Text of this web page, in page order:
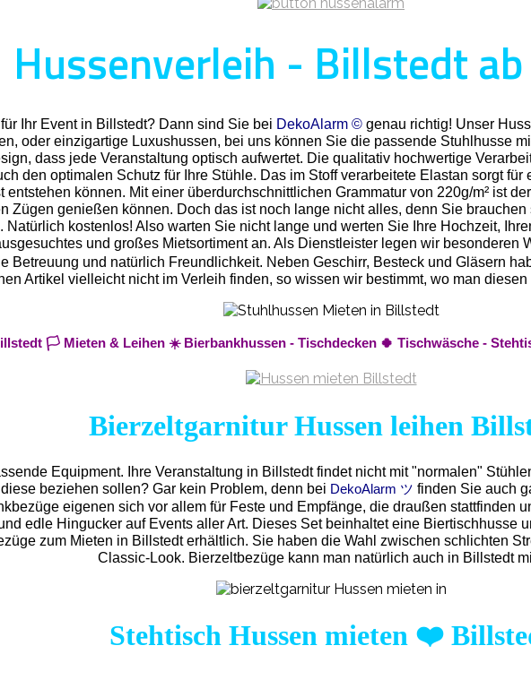
Hussenverleih - Billstedt
Ihr Event in Billstedt? Dann sind Sie bei DekoAlarm © genau richtig! Unser
oder einzigartige Luxushussen, bei uns können Sie die passende Stuhlhusse
dass jede Veranstaltung optisch aufwertet. Die qualitativ hochwertige
den optimalen Schutz für Ihre Stühle. Das im Stoff verarbeitete Elastan sorgt
können. Mit einer überdurchschnittlichen Grammatur von 220g/m² ist
Zügen genießen können. Doch das ist noch lange nicht alles, denn Sie
kostenlos! Also warten Sie nicht lange und werten Sie Ihre Hochzeit,
und großes Mietsortiment an. Als Dienstleister legen wir besonderen
Betreuung und natürlich Freundlichkeit. Neben Geschirr, Besteck und Gläsern
Artikel vielleicht nicht im Verleih finden, so wissen wir bestimmt, wo man
🏳️ Mieten & Leihen ☀️ Bierbankhussen - Tischdecken 🍀 Tischwäsche -
Bierzeltgarnitur Hussen leihen
Equipment.
Ihre Veranstaltung in Billstedt findet nicht mit "normalen"
beziehen sollen? Gar kein Problem, denn bei DekoAlarm ツ finden Sie auch
eigenen sich vor allem für Feste und Empfänge, die draußen stattfinden
edle Hingucker auf Events aller Art. Dieses Set beinhaltet eine Biertischhusse
zum Mieten in Billstedt erhältlich. Sie haben die Wahl zwischen schlichten
Classic-Look. Bierzeltbezüge kann man natürlich auch in Billstedt
Stehtisch Hussen mieten ❤️